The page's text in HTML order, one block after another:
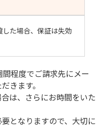
た場合、保証は失効
程度でご請求先にメー
きます。
は、さらにお時間をいた
となりますので、大切に